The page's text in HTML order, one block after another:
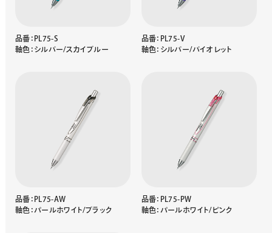
品番：PL75-S
軸色：シルバー/スカイブルー
品番：PL75-V
軸色：シルバー/バイオレット
品番：PL75-AW
軸色：パールホワイト/ブラック
品番：PL75-PW
軸色：パールホワイト/ピンク